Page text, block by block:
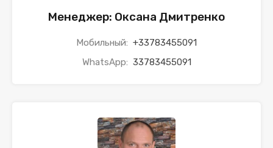
Менеджер: Оксана Дмитренко
Мобильный: +33783455091
WhatsApp: 33783455091